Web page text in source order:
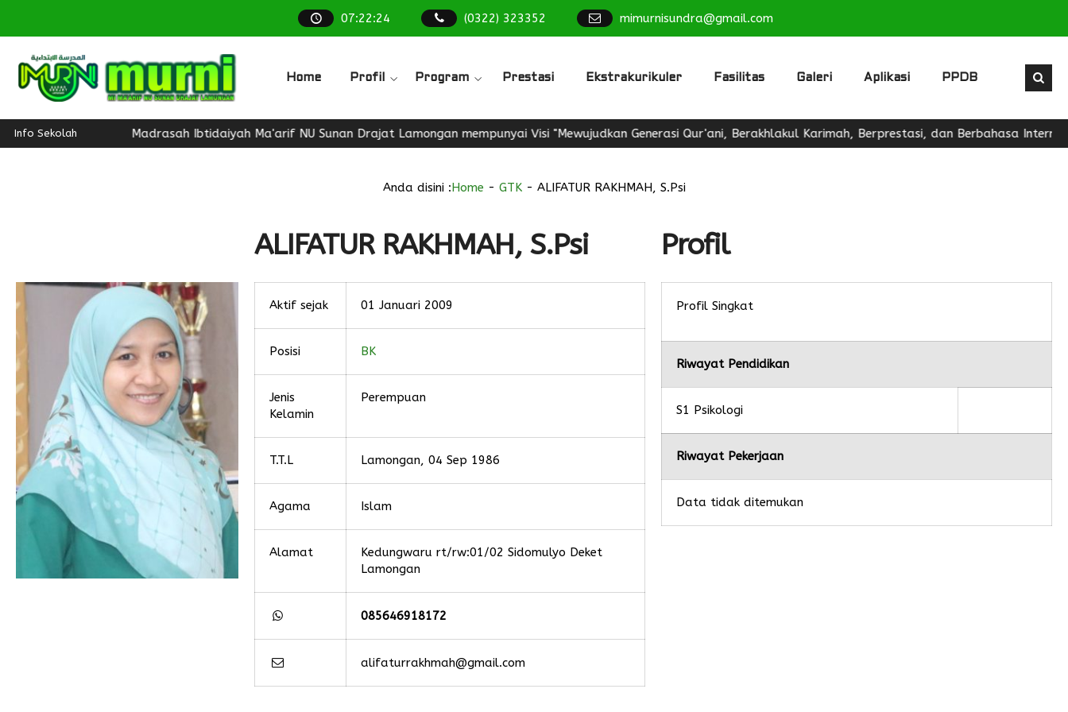
07:22:24 (0322) 323352 mimurnisundra@gmail.com
Home Profil Program Prestasi Ekstrakurikuler Fasilitas Galeri Aplikasi PPDB
Info Sekolah Madrasah Ibtidaiyah Ma'arif NU Sunan Drajat Lamongan mempunyai Visi "Mewujudkan Generasi Qur'ani, Berakhlakul Karimah, Berprestasi, dan Berbahasa
Anda disini :Home - GTK- ALIFATUR RAKHMAH, S.Psi
ALIFATUR RAKHMAH, S.Psi
Aktif sejak 01 Januari 2009
Posisi BK
Jenis
Kelamin
Perempuan
T.T.L Lamongan, 04 Sep 1986
Agama Islam
Alamat
Kedungwaru rt/rw:01/02 Sidomulyo Deket
Lamongan
085646918172
alifaturrakhmah@gmail.com
Profil
Profil Singkat
Riwayat Pendidikan
S1 Psikologi
Riwayat Pekerjaan
Data tidak ditemukan